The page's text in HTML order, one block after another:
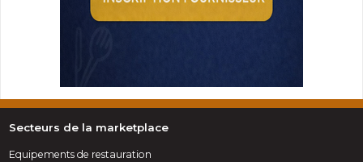
Secteurs de la marketplace
Equipements de restauration